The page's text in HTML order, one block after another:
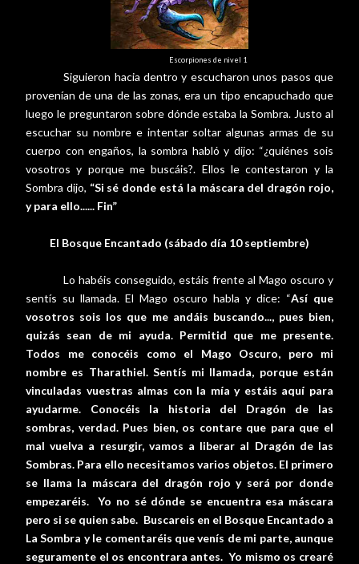
Escorpiones de nivel 1
Siguieron hacia dentro y escucharon unos pasos que
provenían de una de las zonas, era un tipo encapuchado que
luego le preguntaron sobre dónde estaba la Sombra. Justo al
escuchar su nombre e intentar soltar algunas armas de su
cuerpo con engaños, la sombra habló y dijo: “¿quiénes sois
vosotros y porque me buscáis?. Ellos le contestaron y la
Sombra dijo, “Si sé donde está la máscara del dragón rojo,
y para ello...... Fin”
El Bosque Encantado (sábado día 10 septiembre)
Lo habéis conseguido, estáis frente al Mago oscuro y
sentís su llamada. El Mago oscuro habla y dice: “Así que
vosotros sois los que me andáis buscando..., pues bien,
quizás sean de mi ayuda. Permitid que me presente.
Todos me conocéis como el Mago Oscuro, pero mi
nombre es Tharathiel. Sentís mi llamada, porque están
vinculadas vuestras almas con la mía y estáis aquí para
ayudarme. Conocéis la historia del Dragón de las
sombras, verdad. Pues bien, os contare que para que el
mal vuelva a resurgir, vamos a liberar al Dragón de las
Sombras. Para ello necesitamos varios objetos. El primero
se llama la máscara del dragón rojo y será por donde
empezaréis.
Yo no sé dónde se encuentra esa máscara
pero si se quien sabe. Buscareis en el Bosque Encantado a
La Sombra y le comentaréis que venís de mi parte, aunque
seguramente el os encontrara antes. Yo mismo os crearé